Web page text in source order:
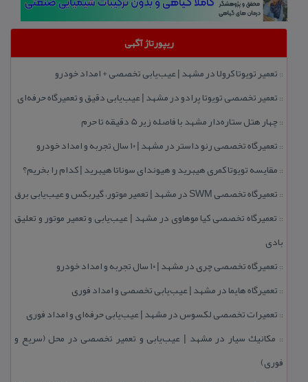
ریپورتاژ آگهی
:: تعمیر تویوتا كرولا در مشهد | عیب‌یابی تخصصی + امداد خودرو
:: تعمیر تخصصی تویوتا پرادو در مشهد | عیب‌یابی دقیق و تعمیرگاه حرفه‌ای
::چهار هتل‌ ستاره‌دار مشهد با فاصله زیر 5 دقیقه تا حرم
:: تعمیرگاه تخصصی رنو داستر در مشهد | ۱۰ سال تجربه و امداد خودرو
:: مقایسه تویوتا كمری هیبرید و هیوندای سوناتا هیبرید | كدام را بخریم؟
:: تعمیرگاه تخصصی SWM در مشهد | تعمیر موتور، گیربكس و عیب‌یابی برق
:: تعمیرگاه تخصصی كیا موهاوی در مشهد | عیب‌یابی و تعمیر موتور و تعلیق
بادی
:: تعمیرگاه تخصصی چری در مشهد | ۱۰ سال تجربه و امداد خودرو
:: تعمیرگاه هایما در مشهد | عیب‌یابی تخصصی و امداد فوری
:: تعمیرات تخصصی لكسوس در مشهد | عیب‌یابی حرفه‌ای و امداد فوری
:: مكانیك سیار در مشهد | عیب‌یابی و تعمیر تخصصی در محل (سریع و
فوری)